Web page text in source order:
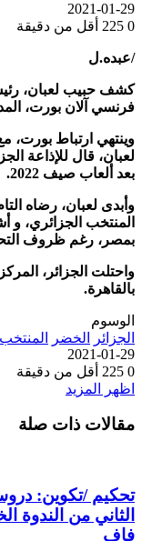
2021-01-29
0
أقل من دقيقة
/عبده.ل
كشف حبيب لعبان،
فرنسي آلان بورت،
وينتهي ارتباط بورت،
لعبان، قال للإذاعة
بعد ألعاب صيف 2022.
وأبدى لعبان، رضاه
المنتخب الجزائري، و
بمصر، رغم ظروف
بالقاهرة.
الوسوم
الجزائر
الخضر
2021-01-29
0
أقل من دقيقة
اظهر المزيد
مقالات ذات صلة
تحكيم /تكوين:
الثاني من الندوة
فاف